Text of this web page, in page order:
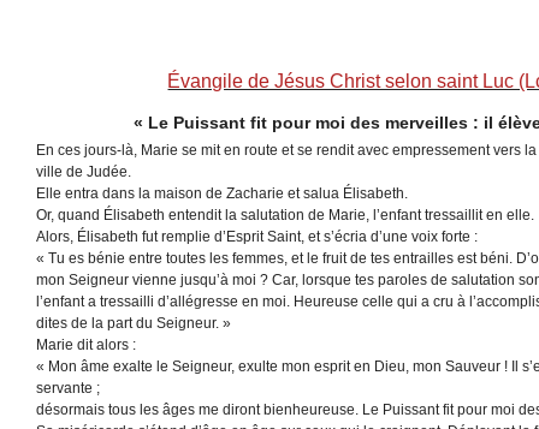
Évangile de Jésus Christ selon saint Luc
« Le Puissant fit pour moi des merveilles : il
En ces jours-là, Marie se mit en route et se rendit avec empressement vers
ville de Judée.
Elle entra dans la maison de Zacharie et salua Élisabeth.
Or, quand Élisabeth entendit la salutation de Marie, l’enfant tressaillit en elle.
Alors, Élisabeth fut remplie d’Esprit Saint, et s’écria d’une voix forte :
« Tu es bénie entre toutes les femmes, et le fruit de tes entrailles est béni.
mon Seigneur vienne jusqu’à moi ? Car, lorsque tes paroles de salutation
l’enfant a tressailli d’allégresse en moi. Heureuse celle qui a cru à
dites de la part du Seigneur. »
Marie dit alors :
« Mon âme exalte le Seigneur, exulte mon esprit en Dieu, mon Sauveur ! Il
servante ;
désormais tous les âges me diront bienheureuse. Le Puissant fit pour moi